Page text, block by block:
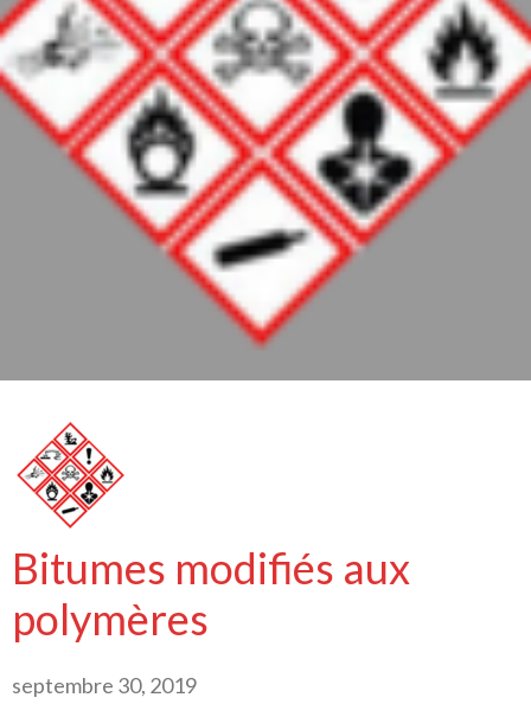
Bitumes modifiés aux
polymères
septembre 30, 2019